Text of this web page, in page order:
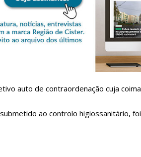
Faça-se assinante do
Sendo assinante terá
ASSINATURA
IMPRESSA
32€
auto de contraordenação cuja
ao controlo higiossanitário,